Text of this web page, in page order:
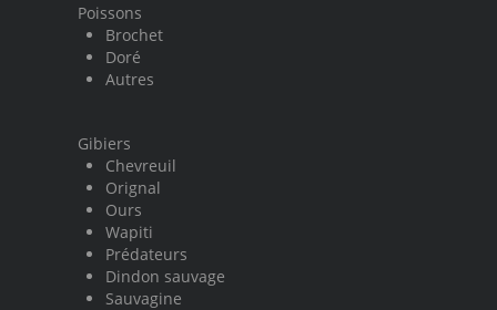
Poissons
Brochet
Doré
Autres
Gibiers
Chevreuil
Orignal
Ours
Wapiti
Prédateurs
Dindon sauvage
Sauvagine